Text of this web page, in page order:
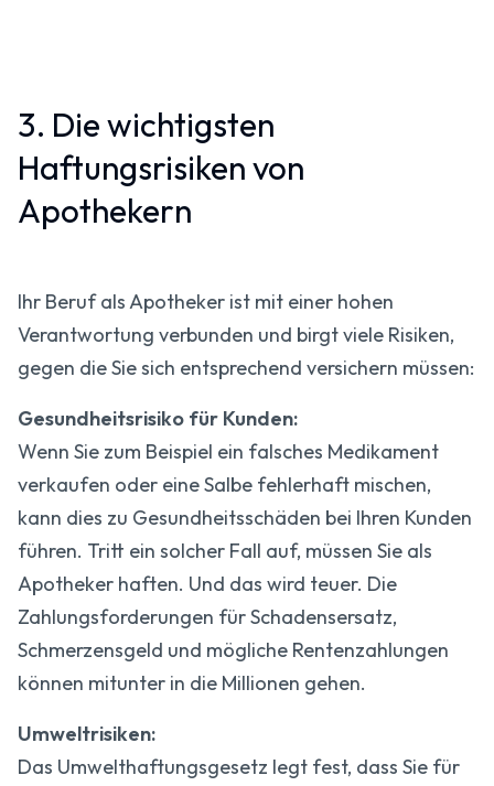
3. Die wichtigsten
Haftungsrisiken von
Apothekern
Ihr Beruf als Apotheker ist mit einer hohen
Verantwortung verbunden und birgt viele Risiken,
gegen die Sie sich entsprechend versichern müssen:
Gesundheitsrisiko für Kunden:
Wenn Sie zum Beispiel ein falsches Medikament
verkaufen oder eine Salbe fehlerhaft mischen,
kann dies zu Gesundheitsschäden bei Ihren Kunden
führen. Tritt ein solcher Fall auf, müssen Sie als
Apotheker haften. Und das wird teuer. Die
Zahlungsforderungen für Schadensersatz,
Schmerzensgeld und mögliche Rentenzahlungen
können mitunter in die Millionen gehen.
Umweltrisiken:
Das Umwelthaftungsgesetz legt fest, dass Sie für